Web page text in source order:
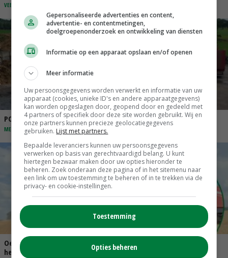
VEEHOUDERIJ
POAH!: Fendt 1042
MECHANISATIE
Oekraïne-vlogger Kees Huizinga: ‘Tarwe wordt geperst, koeien
hebben stro nodig’
Gepersonaliseerde advertenties en content,
advertentie- en contentmetingen,
doelgroepenonderzoek en ontwikkeling van diensten
Informatie op een apparaat opslaan en/of openen
Meer informatie
Uw persoonsgegevens worden verwerkt en informatie van uw
apparaat (cookies, unieke ID's en andere apparaatgegevens)
kan worden opgeslagen door, geopend door en gedeeld met
4 partners of specifiek door deze site worden gebruikt. Wij en
onze partners kunnen precieze geolocatiegegevens
gebruiken. Lijst met partners.
Bepaalde leveranciers kunnen uw persoonsgegevens
verwerken op basis van gerechtvaardigd belang. U kunt
hiertegen bezwaar maken door uw opties hieronder te
beheren. Zoek onderaan deze pagina of in het sitemenu naar
een link om uw toestemming te beheren of in te trekken via de
privacy- en cookie-instellingen.
Toestemming
Opties beheren